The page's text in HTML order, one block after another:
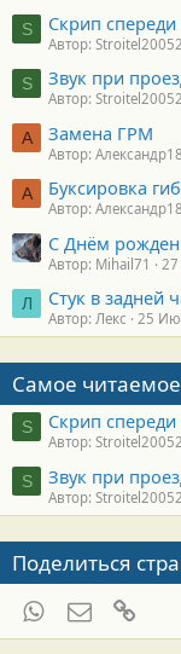
S Скрип спереди
Автор:
S Звук при
Автор:
А Замена ГРМ
Автор:
А Буксировка
Автор:
С Днём
Автор: Mihail71
Л Стук в задней
Автор: Лекс 25
Самое
S Скрип спереди
Автор:
S Звук при
Автор:
Поделиться
WhatsApp